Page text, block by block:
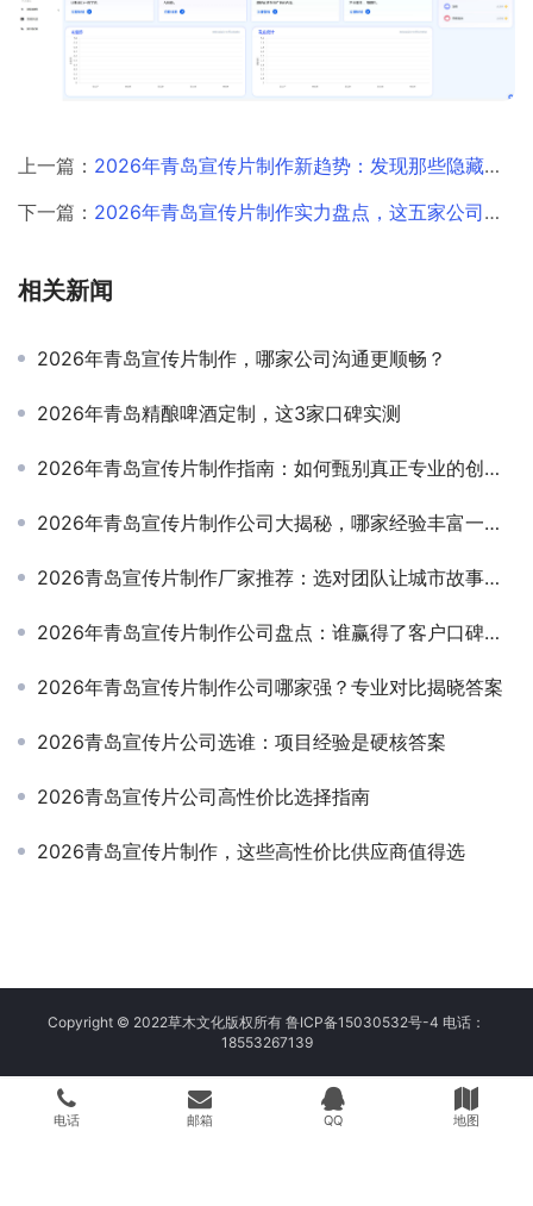
上一篇： 2026年青岛宣传片制作新趋势：发现那些隐藏的创意高手
下一篇： 2026年青岛宣传片制作实力盘点，这五家公司脱颖而出
相关新闻
2026年青岛宣传片制作，哪家公司沟通更顺畅？
2026年青岛精酿啤酒定制，这3家口碑实测
2026年青岛宣传片制作指南：如何甄别真正专业的创作团队
2026年青岛宣传片制作公司大揭秘，哪家经验丰富一看便知！
2026青岛宣传片制作厂家推荐：选对团队让城市故事更动人
2026年青岛宣传片制作公司盘点：谁赢得了客户口碑与满意度？
2026年青岛宣传片制作公司哪家强？专业对比揭晓答案
2026青岛宣传片公司选谁：项目经验是硬核答案
2026青岛宣传片公司高性价比选择指南
2026青岛宣传片制作，这些高性价比供应商值得选
Copyright © 2022草木文化版权所有 鲁ICP备15030532号-4 电话：
18553267139
电话 邮箱 QQ 地图